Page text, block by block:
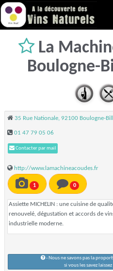
La
Boulogne-
35 Rue Nationale, 92100 Boulogne-
01 47 79 05 06
Contacter par mail
http://www.lamachineacoudes.fr
1 0
Assiette MICHELIN : une cuisine de
renouvelé, dégustation et accords de
industrielle moderne.
- Nous ne savons pas la
si vous les savez